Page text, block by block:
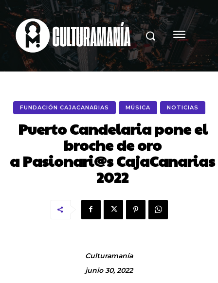
FUNDACIÓN CAJACANARIAS MÚSICA NOTICIAS
Puerto Candelaria pone el
broche de oro
a Pasionari@s CajaCanarias
2022
Culturamanía
junio 30, 2022